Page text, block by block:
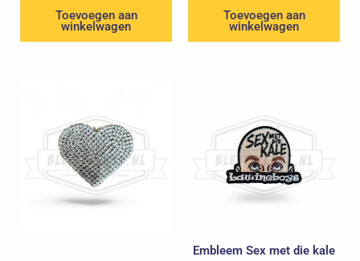
Toevoegen aan
winkelwagen
Toevoegen aan
winkelwagen
Embleem Sex met die kale